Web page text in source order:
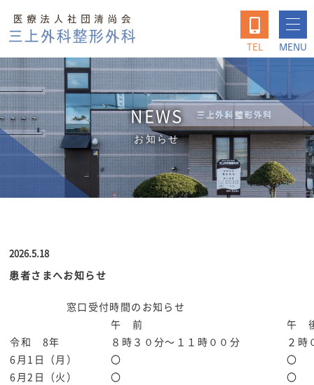
NEWS
お知らせ
MENU
TEL
2026.5.18
患者さまへお知らせ
窓口受付時間のお知らせ
午 前
午
令和 8年
８時３０分～１１時００分
２時
6月1日（月）
〇
〇
6月2日（火）
〇
〇